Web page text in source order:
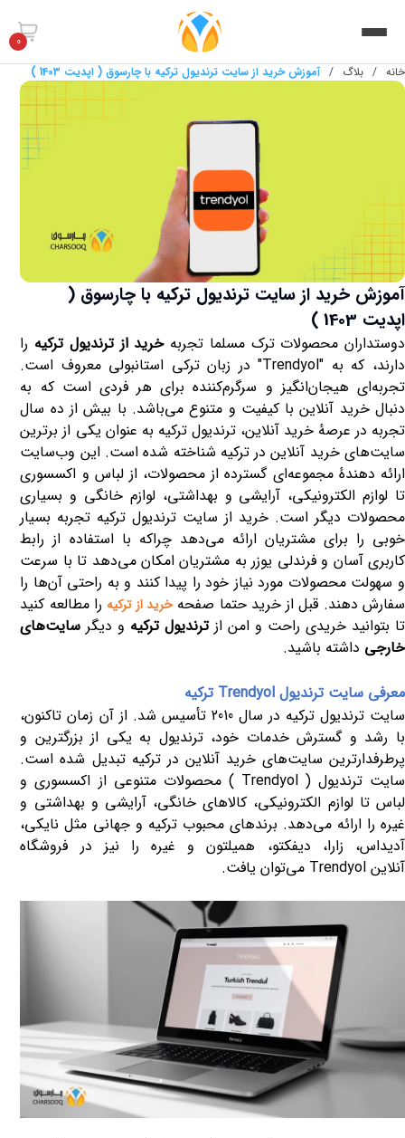
0
خانه / بلاگ / آموزش خرید از سایت ترندیول ترکیه با چارسوق ( اپدیت 1403 )
آموزش خرید از سایت ترندیول ترکیه با چارسوق (
اپدیت 1403 )
دوستداران محصولات ترک مسلما تجربهخرید از ترندیول ترکیه را
دارند، که به "Trendyol" در زبان ترکی استانبولی معروف است.
تجربه‌ای هیجان‌انگیز و سرگرم‌کننده برای هر فردی است که به
دنبال خرید آنلاین با کیفیت و متنوع می‌باشد. با بیش از ده سال
تجربه در عرصهٔ خرید آنلاین، ترندیول ترکیه به عنوان یکی از برترین
سایت‌های خرید آنلاین در ترکیه شناخته شده است. این وب‌سایت
ارائه دهندهٔ مجموعه‌ای گسترده از محصولات، از لباس و اکسسوری
تا لوازم الکترونیکی، آرایشی و بهداشتی، لوازم خانگی و بسیاری
محصولات دیگر است. خرید از سایت ترندیول ترکیه تجربه بسیار
خوبی را برای مشتریان ارائه می‌دهد چراکه با استفاده از رابط
کاربری آسان و فرندلی یوزر به مشتریان امکان می‌دهد تا با سرعت
و سهولت محصولات مورد نیاز خود را پیدا کنند و به راحتی آن‌ها را
سفارش دهند. قبل از خرید حتما صفحهخرید از ترکیهرا مطالعه کنید
تا بتوانید خریدی راحت و امن ازترندیول ترکیه و دیگر سایت‌های
خارجی داشته باشید.
معرفی سایت ترندیول Trendyol ترکیه
سایت ترندیول ترکیه در سال 2010 تأسیس شد. از آن زمان تاکنون،
با رشد و گسترش خدمات خود، ترندیول به یکی از بزرگترین و
پرطرفدارترین سایت‌های خرید آنلاین در ترکیه تبدیل شده است.
سایت ترندیول (Trendyol ) محصولات متنوعی از اکسسوری و
لباس تا لوازم الکترونیکی، کالاهای خانگی، آرایشی و بهداشتی و
غیره را ارائه می‌دهد. برندهای محبوب ترکیه و جهانی مثل نایکی،
آدیداس، زارا، دیفکتو، همیلتون و غیره را نیز در فروشگاه
آنلاین Trendyol می‌توان یافت.